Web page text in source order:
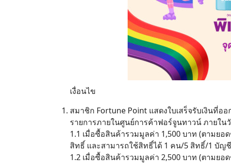
เงื่อนไข
สมาชิก Fortune Point แสดงใบเสร็จรับเงินที่อ
รายการภายในศูนย์การค้าฟอร์จูนทาวน์ ภายใน
1.1 เมื่อซื้อสินค้ารวมมูลค่า 1,500 บาท (ตามยอ
สิทธิ์ และสามารถใช้สิทธิ์ได้ 1 คน/5 สิทธิ์/1 บัญ
1.2 เมื่อซื้อสินค้ารวมมูลค่า 2,500 บาท (ตามยอ